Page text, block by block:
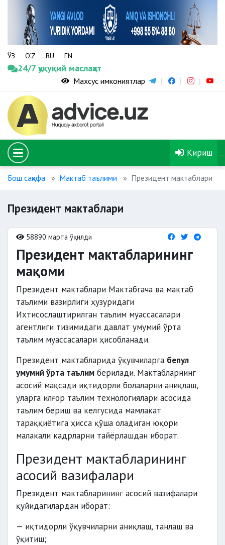
ЎЗ O‘Z RU EN
24/7 ҳуқуқий маслаҳат
Махсус имкониятлар
Кириш
Бош саҳифа Мактаб таълими Президент мактаблари
Президент мактаблари
58890 марта ўқилди
Президент мактабларининг
мақоми
Президент мактаблари Мактабгача ва мактаб
таълими вазирлиги ҳузуридаги
Ихтисослаштирилган таълим муассасалари
агентлиги тизимидаги давлат умумий ўрта
таълим муассасалари ҳисобланади.
Президент мактабларида ўқувчиларга бепул
умумий ўрта таълим берилади. Мактабларнинг
асосий мақсади иқтидорли болаларни аниқлаш,
уларга илғор таълим технологиялари асосида
таълим бериш ва келгусида мамлакат
тараққиётига ҳисса қўша оладиган юқори
малакали кадрларни тайёрлашдан иборат.
Президент мактабларининг
асосий вазифалари
Президент мактабларининг асосий вазифалари
қуйидагилардан иборат:
— иқтидорли ўқувчиларни аниқлаш, танлаш ва
ўқитиш;